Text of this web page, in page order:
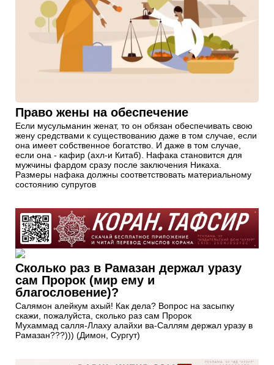
Право жены на обеспечение
Если мусульманин женат, то он обязан обеспечивать свою
жену средствами к существованию даже в том случае, если
она имеет собственное богатство. И даже в том случае,
если она - кафир (ахл-и Китаб). Нафака становится для
мужчины фардом сразу после заключения Никаха.
Размеры нафака должны соответствовать материальному
состоянию супругов
Сколько раз в Рамазан держал уразу
сам Пророк (мир ему и
благословение)?
Салямон алейкум ахый! Как дела? Вопрос на засыпку
скажи, пожалуйста, сколько раз сам Пророк
Мухаммад салля-Ллаху алайхи ва-Саллям держал уразу в
Рамазан???))) (Димон, Сургут)